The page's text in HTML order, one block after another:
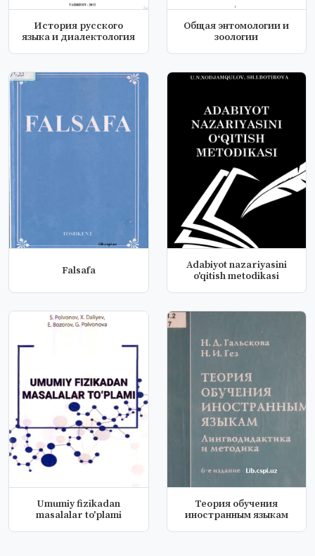
История русского
языка и диалектология
Общая энтомологии и
зоологии
Falsafa
Adabiyot nazariyasini
o'qitish metodikasi
Umumiy fizikadan
masalalar to'plami
Теория обучения
иностранным языкам